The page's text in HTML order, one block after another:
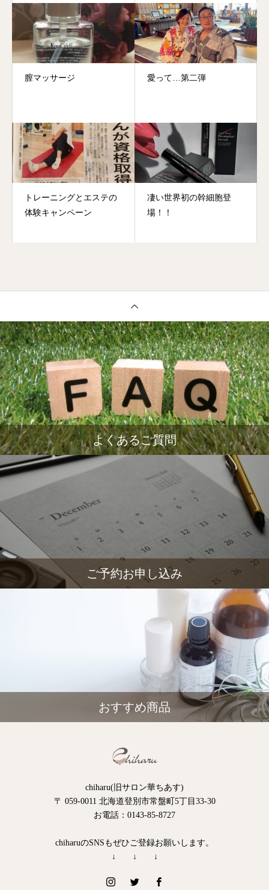
膣マッサージ 愛って…第二弾
トレーニングとエステの
体験キャンペーン
凄い世界初の幹細胞登
場！！
よくあるご質問
ご予約お申し込み
おすすめ商品
chiharu(旧サロン華ちあす)
〒 059-0011 北海道登別市常盤町5丁目33-30
お電話：0143-85-8727
chiharuのSNSもぜひご登録お願いします。
↓ ↓ ↓